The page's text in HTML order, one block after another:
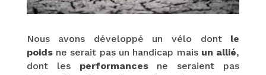
Nous avons développé un vélo dont le
poidsne serait pas un handicap mais un allié,
dont les performancesne seraient pas